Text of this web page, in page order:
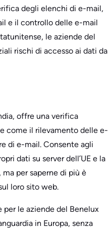
degli elenchi di e-mail,
e il controllo delle e-mail
le aziende del
rischi di accesso ai dati da
offre una verifica
come il rilevamento delle e-
di e-mail. Consente agli
dati su server dell’UE e la
per saperne di più è
loro sito web.
per le aziende del Benelux
in Europa, senza